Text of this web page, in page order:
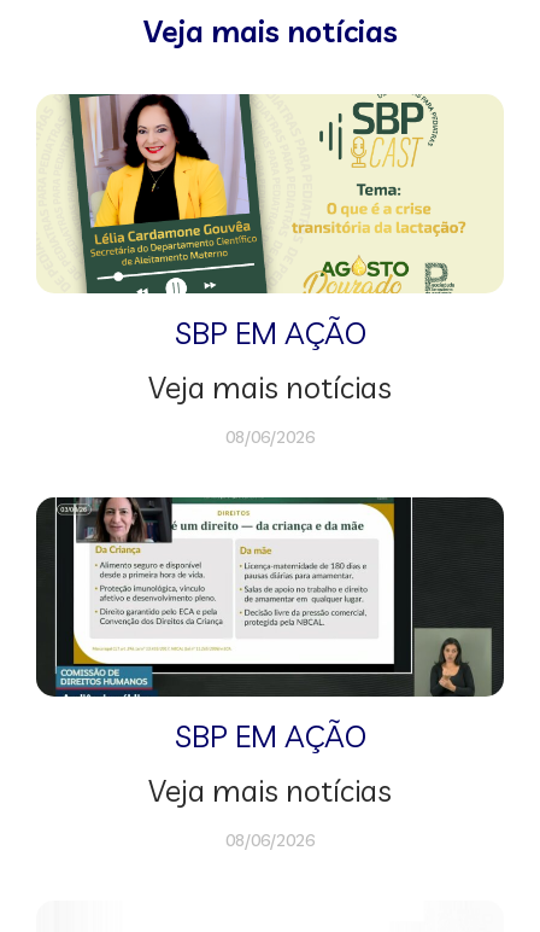
Veja mais notícias
SBP EM AÇÃO
Veja mais notícias
08/06/2026
SBP EM AÇÃO
Veja mais notícias
08/06/2026